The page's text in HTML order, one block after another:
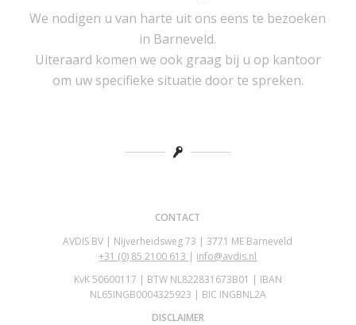
We nodigen u van harte uit ons eens te bezoeken
in Barneveld.
Uiteraard komen we ook graag bij u op kantoor
om uw specifieke situatie door te spreken.
CONTACT
AVDIS BV | Nijverheidsweg 73 | 3771 ME Barneveld
+31 (0) 85 2100 613 | info@avdis.nl
KvK 50600117 | BTW NL822831673B01 | IBAN
NL65INGB0004325923 | BIC INGBNL2A
DISCLAIMER